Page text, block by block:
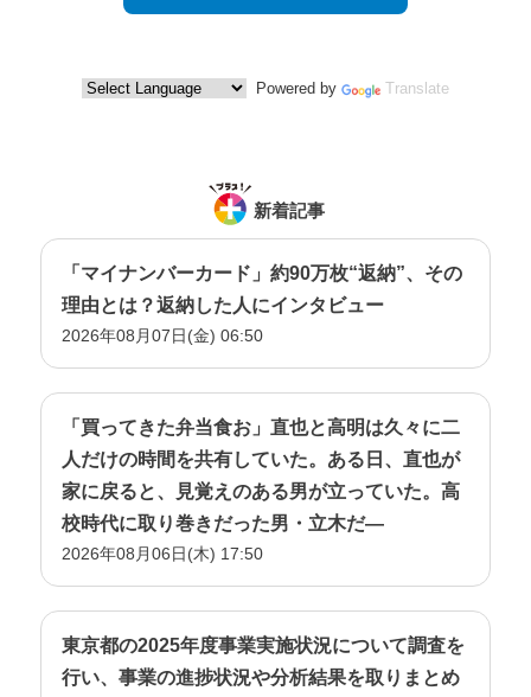
Powered by Translate
新着記事
「マイナンバーカード」約90万枚“返納”、その
理由とは？返納した人にインタビュー
2026年08月07日(金) 06:50
「買ってきた弁当食お」直也と高明は久々に二
人だけの時間を共有していた。ある日、直也が
家に戻ると、見覚えのある男が立っていた。高
校時代に取り巻きだった男・立木だ―
2026年08月06日(木) 17:50
東京都の2025年度事業実施状況について調査を
行い、事業の進捗状況や分析結果を取りまとめ